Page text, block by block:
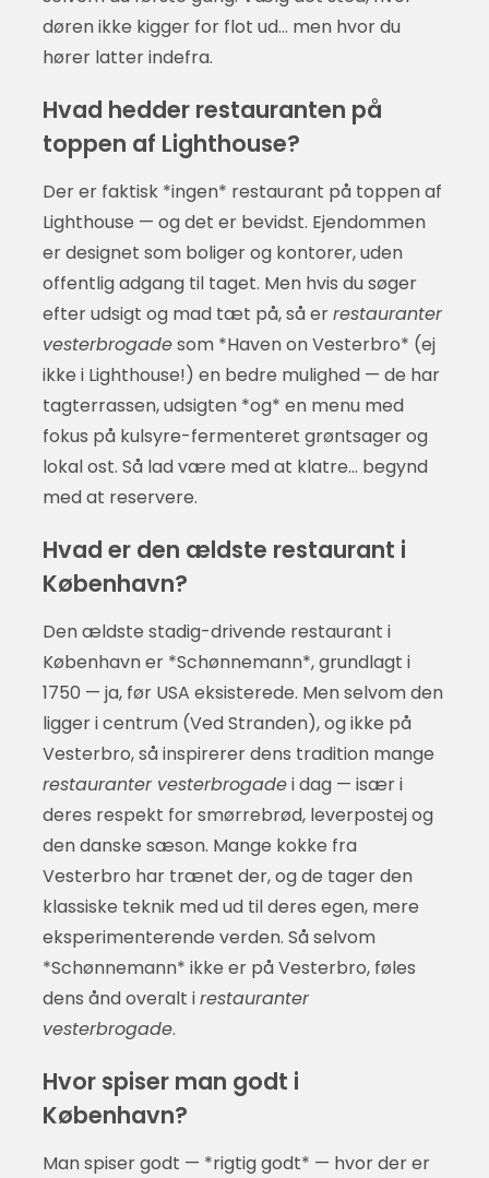
døren ikke kigger for flot ud… men hvor du
hører latter indefra.
Hvad hedder restauranten på
toppen af Lighthouse?
Der er faktisk *ingen* restaurant på toppen af
Lighthouse — og det er bevidst. Ejendommen
er designet som boliger og kontorer, uden
offentlig adgang til taget. Men hvis du søger
efter udsigt og mad tæt på, så errestauranter
vesterbrogadesom *Haven on Vesterbro* (ej
ikke i Lighthouse!) en bedre mulighed — de har
tagterrassen, udsigten *og* en menu med
fokus på kulsyre-fermenteret grøntsager og
lokal ost. Så lad være med at klatre… begynd
med at reservere.
Hvad er den ældste restaurant i
København?
Den ældste stadig-drivende restaurant i
København er *Schønnemann*, grundlagt i
1750 — ja, før USA eksisterede. Men selvom den
ligger i centrum (Ved Stranden), og ikke på
Vesterbro, så inspirerer dens tradition mange
restauranter vesterbrogadei dag — især i
deres respekt for smørrebrød, leverpostej og
den danske sæson. Mange kokke fra
Vesterbro har trænet der, og de tager den
klassiske teknik med ud til deres egen, mere
eksperimenterende verden. Så selvom
*Schønnemann* ikke er på Vesterbro, føles
dens ånd overalt irestauranter
vesterbrogade.
Hvor spiser man godt i
København?
Man spiser godt — *rigtig godt* — hvor der er